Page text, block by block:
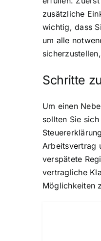
zusätzliche
wichtig, dass
um alle
Schritte
Um einen
sollten Sie
Arbeitsvertrag
verspätete
vertragliche
Möglichkeiten